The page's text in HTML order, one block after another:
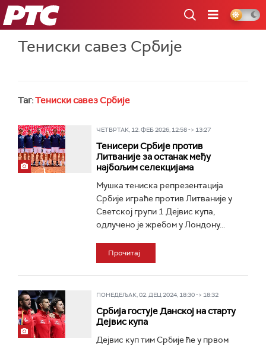
РТС
Тениски савез Србије
Таг:Тениски савез Србије
ЧЕТВРТАК, 12. ФЕБ 2026, 12:58 -> 13:27
Тенисери Србије против
Литваније за останак међу
најбољим селекцијама
Мушка тениска репрезентација
Србије играће против Литваније у
Светској групи 1 Дејвис купа,
одлучено је жребом у Лондону...
Прочитај
ПОНЕДЕЉАК, 02. ДЕЦ 2024, 18:30 -> 18:32
Србија гостује Данској на старту
Дејвис купа
Дејвис куп тим Србије ће у првом